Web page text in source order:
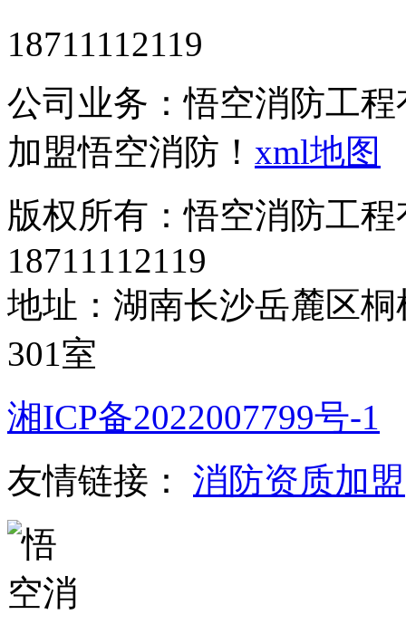
18711112119
公司业务：悟空消防工
加盟悟空消防！ xml地图
版权所有：悟空消防工
18711112119
地址：湖南长沙岳麓区
301室
湘ICP备2022007799号-1
友情链接： 消防资质加盟